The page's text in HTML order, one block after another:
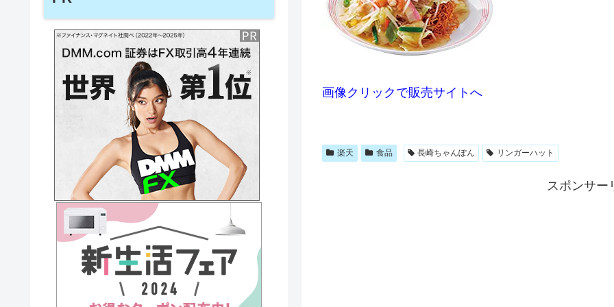
画像クリックで販売サイトへ
楽天 食品 長崎ちゃんぽん リンガーハット
スポンサー